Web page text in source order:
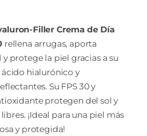
Filler Crema de Día
rellena arrugas, aporta
protege la piel gracias a su
hialurónico y
Su FPS 30 y
protegen del sol y
¡Ideal para una piel más
y protegida!